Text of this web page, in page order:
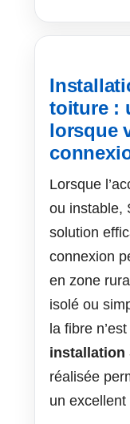
toiture :
lorsque
Lorsque
ou instable,
solution
connexion
en zone
isolé ou
la fibre
installation
réalisée
un